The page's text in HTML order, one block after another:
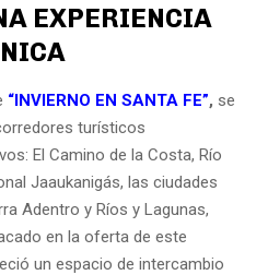
EXPERIENCIA
“INVIERNO EN SANTA FE”, se
turísticos
El Camino de la Costa, Río
Jaaukanigás, las ciudades
Adentro y Ríos y Lagunas,
en la oferta de este
un espacio de intercambio